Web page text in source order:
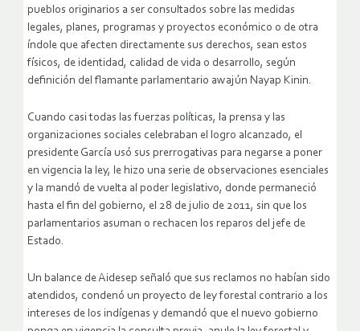
pueblos originarios a ser consultados sobre las medidas
legales, planes, programas y proyectos económico o de otra
índole que afecten directamente sus derechos, sean estos
físicos, de identidad, calidad de vida o desarrollo, según
definición del flamante parlamentario awajún Nayap Kinin.
Cuando casi todas las fuerzas políticas, la prensa y las
organizaciones sociales celebraban el logro alcanzado, el
presidente García usó sus prerrogativas para negarse a poner
en vigencia la ley, le hizo una serie de observaciones esenciales
y la mandó de vuelta al poder legislativo, donde permaneció
hasta el fin del gobierno, el 28 de julio de 2011, sin que los
parlamentarios asuman o rechacen los reparos del jefe de
Estado.
Un balance de Aidesep señaló que sus reclamos no habían sido
atendidos, condenó un proyecto de ley forestal contrario a los
intereses de los indígenas y demandó que el nuevo gobierno